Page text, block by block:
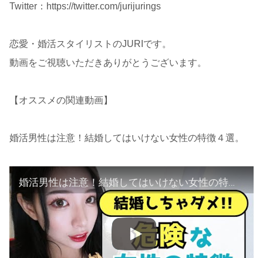
Twitter：https://twitter.com/jurijurings
恋愛・婚活スタイリストのJURIです。
動画をご視聴いただきありがとうございます。
【オススメの関連動画】
婚活男性は注意！結婚してはいけない女性の特徴４選。
婚活男性は注意！結婚してはいけない女性の特徴４選。